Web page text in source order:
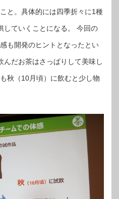
と。具体的には四季折々に1種
していくことになる。 今回の
も開発のヒントとなったとい
んだお茶はさっぱりして美味し
秋（10月頃）に飲むと少し物